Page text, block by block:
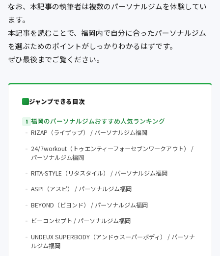
なお、本記事の執筆者は複数のパーソナルジムを体験してい
ます。
本記事を読むことで、福岡内で自分に合ったパーソナルジム
を選ぶためのポイントがしっかりわかるはずです。
ぜひ最後までご覧ください。
ジャンプできる目次
福岡のパーソナルジムおすすめ人気ランキング
RIZAP（ライザップ） / パーソナルジム福岡
24/7workout（トゥエンティーフォーセブンワークアウト） /
パーソナルジム福岡
RITA-STYLE（リタスタイル） / パーソナルジム福岡
ASPI（アスピ） / パーソナルジム福岡
BEYOND（ビヨンド） / パーソナルジム福岡
ビーコンセプト / パーソナルジム福岡
UNDEUX SUPERBODY（アンドゥスーパーボディ） / パーソナ
ルジム福岡